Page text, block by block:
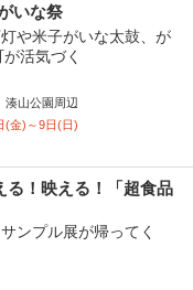
いな祭
や米子がいな太鼓、が
活気づく
湊山公園周辺
(金)～9日(日)
！映える！「超食品
ンプル展が帰ってく